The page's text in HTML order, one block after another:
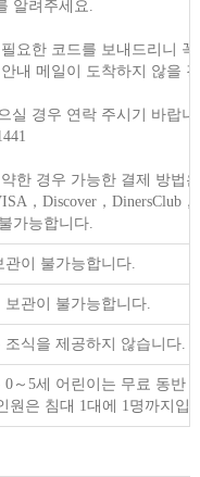
알려주세요.
요한 코드를 보내드리니
내 메일이 도착하지 않을
실 경우 연락 주시기 바랍니
한 경우 가능한 결제 방법
，Discover，DinersClub，
가능합니다.
관이 불가능합니다.
보관이 불가능합니다.
조식을 제공하지 않습니다.
0～5세 어린이는 무료 동반
원은 침대 1대에 1명까지입